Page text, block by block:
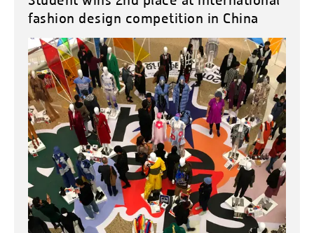
fashion design competition in China